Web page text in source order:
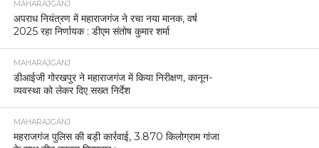
MAHARAJGANJ
अपराध नियंत्रण में महाराजगंज ने रचा नया मानक, वर्ष
2025 रहा निर्णायक : डीएम संतोष कुमार शर्मा
MAHARAJGANJ
डीआईजी गोरखपुर ने महाराजगंज में किया निरीक्षण, कानून-
व्यवस्था को लेकर दिए सख्त निर्देश
MAHARAJGANJ
महराजगंज पुलिस की बड़ी कार्रवाई, 3.870 किलोग्राम गांजा